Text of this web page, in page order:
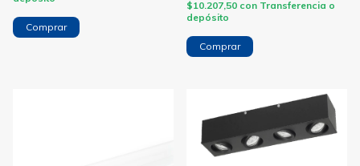
$10.207,50 con Transferencia o
depósito
Comprar